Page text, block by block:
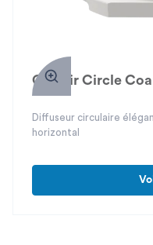
Gipsair Circle
Diffuseur circulaire
horizontal